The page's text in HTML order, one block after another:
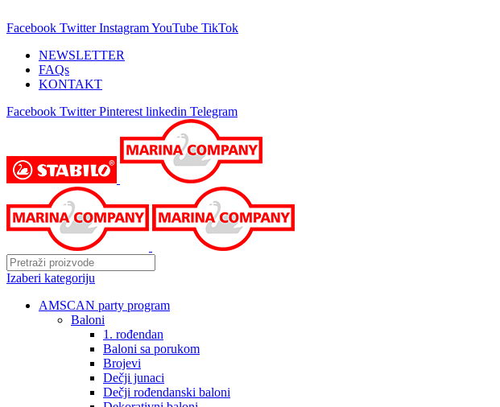
Facebook Twitter InstagramYouTube TikTok
NEWSLETTER
FAQs
KONTAKT
Facebook Twitter Pinterest linkedin Telegram
Izaberi kategoriju
AMSCAN party program
Baloni
1. rođendan
Baloni sa porukom
Brojevi
Dečji junaci
Dečji rođendanski baloni